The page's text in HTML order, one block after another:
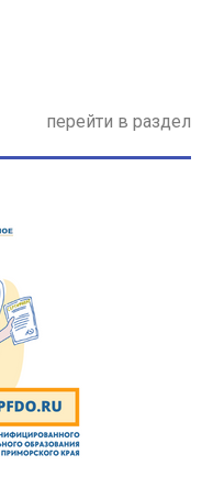
перейти в раздел